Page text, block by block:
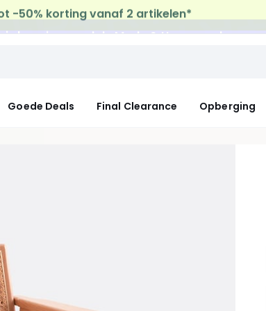
leveringop al de Mode & Home aankopen
Goede Deals Final Clearance Opberging